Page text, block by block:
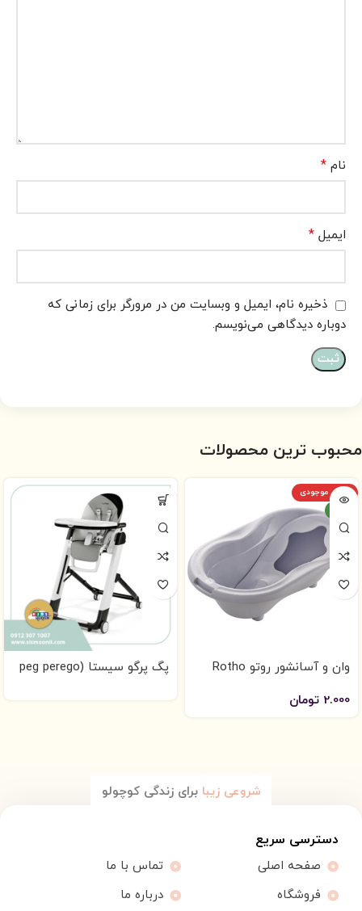
نام *
ایمیل *
ذخیره نام، ایمیل و وبسایت من در مرورگر برای زمانی که
دوباره دیدگاهی می‌نویسم.
محبوب ترین محصولات
اتمام موجودی
وان و آسانشور روتو Rotho
2.000 تومان
پگ پرگو سیستا (peg perego
شروعی زیبابرای زندگی کوچولو
دسترسی سریع
صفحه اصلی
فروشگاه
تماس با ما
درباره ما